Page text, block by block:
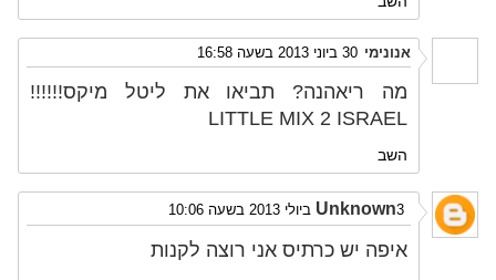
אנונימי 30 ביוני 2013 בשעה 16:58
מה ריאהנה? תביאו את ליטל מיקס!!!!!!
LITTLE MIX 2 ISRAEL
השב
Unknown3 ביולי 2013 בשעה 10:06
איפה יש כרתיס אני רוצה לקנות